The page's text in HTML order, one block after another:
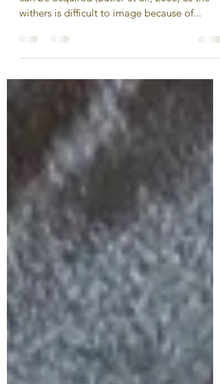
In field condition only latero-lateral views
withers is difficult to image because of...